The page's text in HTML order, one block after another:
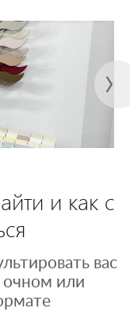
и как с
вас
очном или